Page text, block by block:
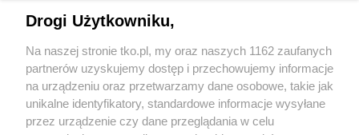
Jak rozpoznać, że soczewki kontaktowe są
Pokaż więcej
Drogi Użytkowniku,
Na naszej stronie tko.pl, my oraz naszych 1162 zaufanych
partnerów uzyskujemy dostęp i przechowujemy informacje
na urządzeniu oraz przetwarzamy dane osobowe, takie jak
unikalne identyfikatory, standardowe informacje wysyłane
przez urządzenie czy dane przeglądania w celu